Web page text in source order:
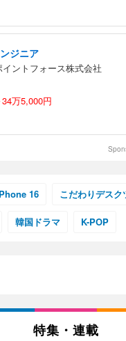
ジニア
ントフォース株式会社
万5,000円
16 こだわりデスク
韓国ドラマ K-POP
特集・連載